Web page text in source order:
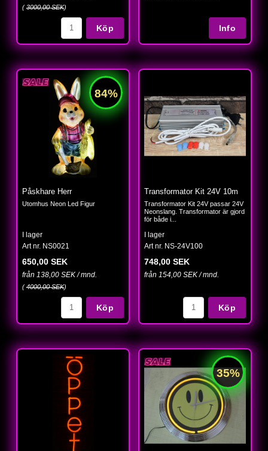
(3000,00 SEK)
Köp
Påskhare Herr
Utomhus Neon Led Figur
I lager
Art nr. NS0021
650,00 SEK
från 138,00 SEK / mnd.
(4000,00 SEK)
Köp
Transformator Kit 24V 10m
Transformator Kit 24V passar 24V
Neonslang. Transformator är gjord
för både i...
I lager
Art nr. NS-24V100
748,00 SEK
från 154,00 SEK / mnd.
Köp